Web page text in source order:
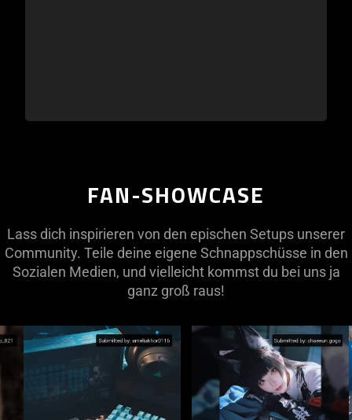
FAN-SHOWCASE
Lass dich inspirieren von den epischen Setups unserer
Community. Teile deine eigene Schnappschüsse in den
Sozialen Medien, und vielleicht kommst du bei uns ja
ganz groß raus!
This
carousel
with